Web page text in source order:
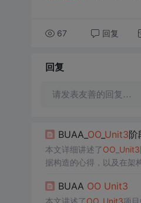
67 回复
回复
请发表友善的回复…
BUAA_ OO_ Unit3阶
本文详细讲述了OO Unit3
据构造的心得，以及在架
BUAA OO Unit3
本文讲述了OO Unit3项